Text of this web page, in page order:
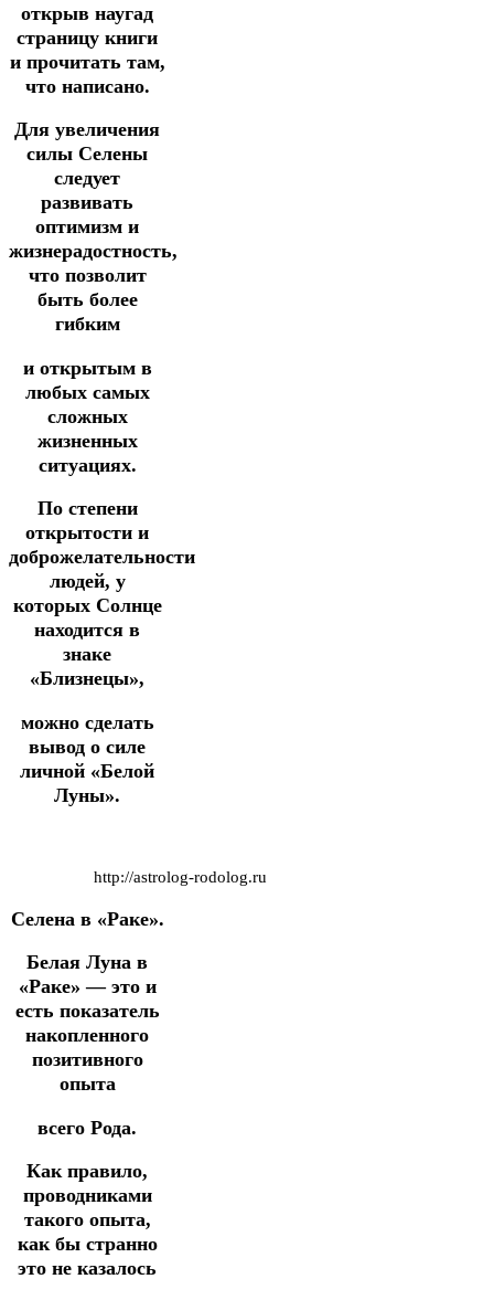
открыв наугад
страницу книги
и прочитать там,
что написано.
Для увеличения
силы Селены
следует
развивать
оптимизм и
жизнерадостность,
что позволит
быть более
гибким
и открытым в
любых самых
сложных
жизненных
ситуациях.
По степени
открытости и
доброжелательности
людей, у
которых Солнце
находится в
знаке
«Близнецы»,
можно сделать
вывод о силе
личной «Белой
Луны».
http://astrolog-rodolog.ru
Селена в «Раке».
Белая Луна в
«Раке» — это и
есть показатель
накопленного
позитивного
опыта
всего Рода.
Как правило,
проводниками
такого опыта,
как бы странно
это не казалось